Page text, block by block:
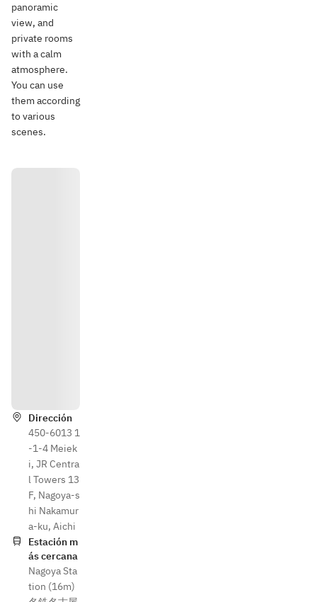
panoramic
view, and
private rooms
with a calm
atmosphere.
You can use
them according
to various
scenes.
Dirección
450-6013 1
-1-4 Meiek
i, JR Centra
l Towers 13
F, Nagoya-s
hi Nakamur
a-ku, Aichi
Estación m
ás cercana
Nagoya Sta
tion (16m)